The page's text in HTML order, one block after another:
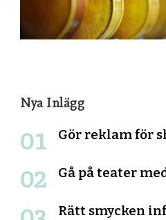
Nya Inlägg
Gör reklam för
Gå på teater
Rätt smycken